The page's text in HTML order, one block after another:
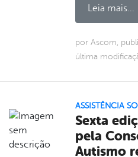
Leia mais...
por Ascom,
última
ASSISTÊNCIA
Sexta
pela
Autismo